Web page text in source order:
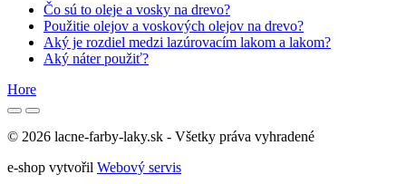
Čo sú to oleje a vosky na drevo?
Použitie olejov a voskových olejov na drevo?
Aký je rozdiel medzi lazúrovacím lakom a lakom?
Aký náter použiť?
Hore
© 2026 lacne-farby-laky.sk - Všetky práva vyhradené
e-shop vytvořil Webový servis